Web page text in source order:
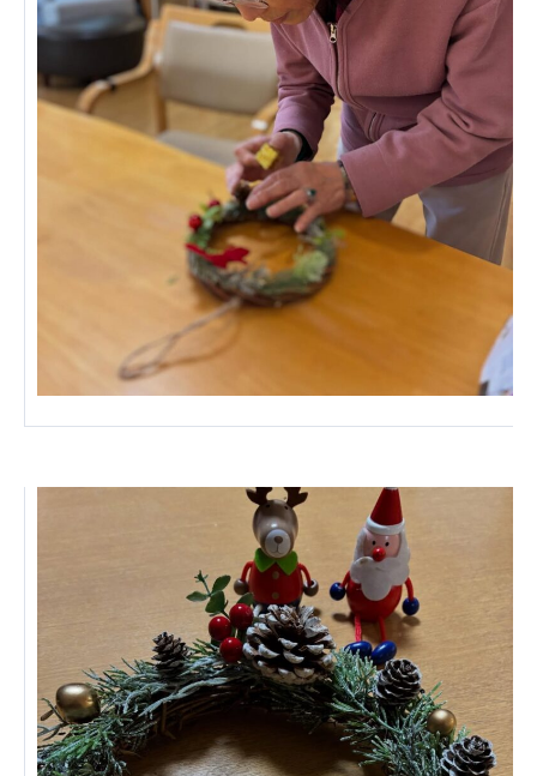
株式会社日本医科学研究所
特定非営利活動法人共生フォーラム
一般社団法人フードラボジャパン
特定非営利活動法人日本医療福祉機構
株式会社アメックファーマシー
株式会社 G.com R＆M
海外グループ会社
美迪克（上海）商务咨询有限公司
クヴィアン小学校・カンボジア日本友好共生クヴ
カンボジア日本友好技術教育センター
NGO共生の家
G-COM JOINT STOCK COMPANY
海外子会社・合弁会社
瀋陽長者会
上海介護施設